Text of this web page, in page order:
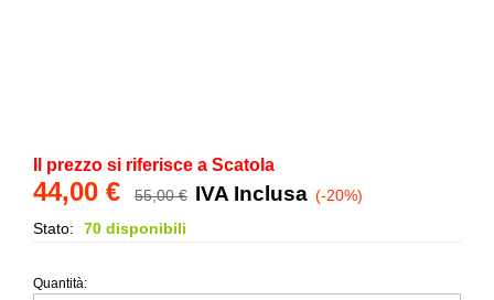
Il prezzo si riferisce a Scatola
44,00 € 55,00€ IVA Inclusa (-20%)
Stato:
70 disponibili
Torello
Quantità: